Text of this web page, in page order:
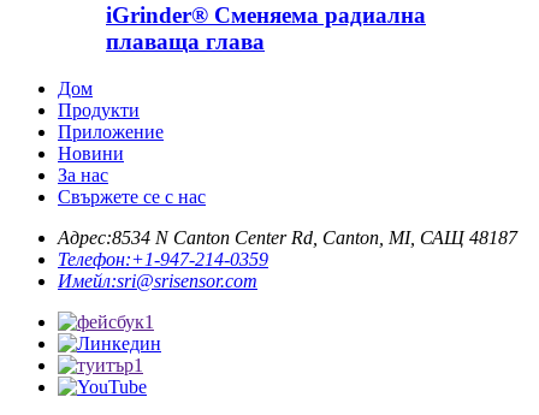
iGrinder® Сменяема радиална
плаваща глава
Дом
Продукти
Приложение
Новини
За нас
Свържете се с нас
Адрес:8534 N Canton Center Rd, Canton, MI, САЩ 48187
Телефон:+1-947-214-0359
Имейл:sri@srisensor.com